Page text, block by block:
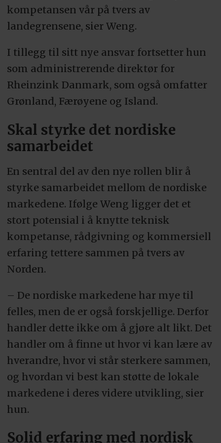
kompetansen vår på tvers av
landegrensene, sier Weng.
I tillegg til sitt nye ansvar fortsetter hun
som administrerende direktør for
Rheinzink Danmark, som også omfatter
Grønland, Færøyene og Island.
Skal styrke det nordiske
samarbeidet
En sentral del av den nye rollen blir å
styrke samarbeidet mellom de nordiske
markedene. Ifølge Weng ligger det et
stort potensial i å knytte teknisk
kompetanse, rådgivning og kommersiell
erfaring tettere sammen på tvers av
Norden.
– De nordiske markedene har mye til
felles, men de er også forskjellige. Derfor
handler dette ikke om å gjøre alt likt. Det
handler om å finne ut hvor vi kan lære av
hverandre, hvor vi står sterkere sammen,
og hvordan vi best kan støtte de lokale
markedene i deres videre utvikling, sier
hun.
Solid erfaring med nordisk